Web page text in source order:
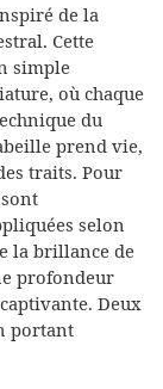
de la
Cette
simple
où chaque
du
prend vie,
traits. Pour
selon
la brillance de
profondeur
Deux
portant